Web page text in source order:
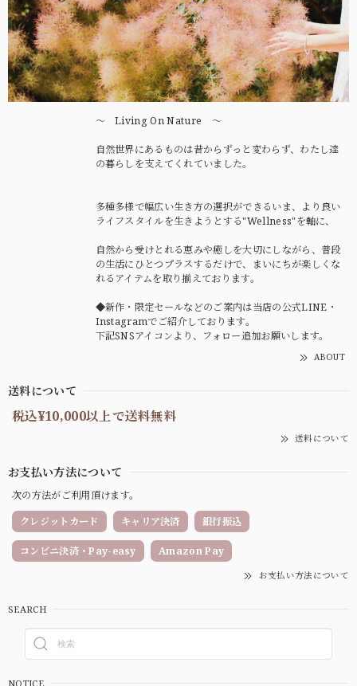
〜 Living On Nature 〜
自然世界にあるものは昔からずっと変わらず、わたし達
の暮らしを支えてくれていました。
多種多様で幅広い生き方の選択ができるいま、より良い
ライフスタイルを生きようとする"Wellness"を軸に、
自然から受けとれる恵みや癒しを大切にしながら、普段
の生活にひとつプラスするだけで、まいにちが楽しくな
れるアイテムを取り揃えております。
◆新作・限定セールなどのご案内は当店の公式LINE・
Instagramでご紹介しております。
下記SNSアイコンより、フォロー追加お願いします。
ABOUT
送料について
税込¥10,000以上で送料無料
送料について
お支払い方法について
次の方法がご利用頂けます。
クレジットカード
キャリア決済 銀行振込
コンビニ決済・Pay-easy Amazon Pay
お支払い方法について
SEARCH
NOTICE